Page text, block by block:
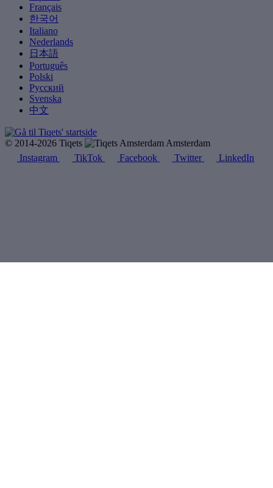
Français
한국어
Italiano
Nederlands
日本語
Português
Polski
Русский
Svenska
中文
© 2014-2026 Tiqets
Amsterdam
Instagram
TikTok Facebook Twitter LinkedIn